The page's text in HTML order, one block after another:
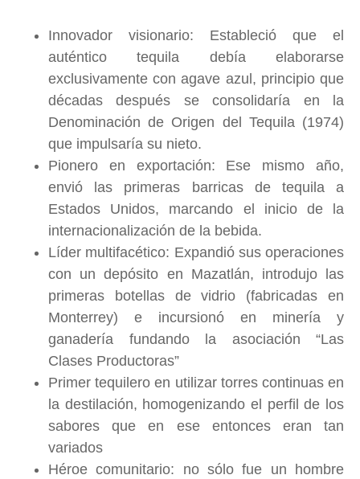
Innovador visionario: Estableció que el
auténtico tequila debía elaborarse
exclusivamente con agave azul, principio que
décadas después se consolidaría en la
Denominación de Origen del Tequila (1974)
que impulsaría su nieto.
Pionero en exportación: Ese mismo año,
envió las primeras barricas de tequila a
Estados Unidos, marcando el inicio de la
internacionalización de la bebida.
Líder multifacético: Expandió sus operaciones
con un depósito en Mazatlán, introdujo las
primeras botellas de vidrio (fabricadas en
Monterrey) e incursionó en minería y
ganadería fundando la asociación “Las
Clases Productoras”
Primer tequilero en utilizar torres continuas en
la destilación, homogenizando el perfil de los
sabores que en ese entonces eran tan
variados
Héroe comunitario: no sólo fue un hombre